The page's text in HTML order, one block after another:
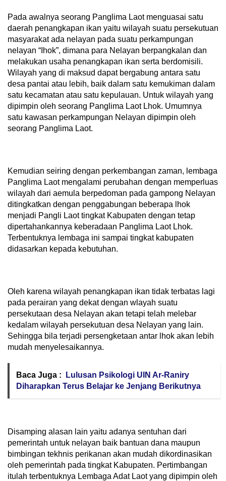
Pada awalnya seorang Panglima Laot menguasai satu
daerah penangkapan ikan yaitu wilayah suatu persekutuan
masyarakat ada nelayan pada suatu perkampungan
nelayan “Ihok”, dimana para Nelayan berpangkalan dan
melakukan usaha penangkapan ikan serta berdomisili.
Wilayah yang di maksud dapat bergabung antara satu
desa pantai atau lebih, baik dalam satu kemukiman dalam
satu kecamatan atau satu kepulauan. Untuk wilayah yang
dipimpin oleh seorang Panglima Laot Lhok. Umumnya
satu kawasan perkampungan Nelayan dipimpin oleh
seorang Panglima Laot.
Kemudian seiring dengan perkembangan zaman, lembaga
Panglima Laot mengalami perubahan dengan memperluas
wilayah dari aemula berpedoman pada gampong Nelayan
ditingkatkan dengan penggabungan beberapa lhok
menjadi Pangli Laot tingkat Kabupaten dengan tetap
dipertahankannya keberadaan Panglima Laot Lhok.
Terbentuknya lembaga ini sampai tingkat kabupaten
didasarkan kepada kebutuhan.
Oleh karena wilayah penangkapan ikan tidak terbatas lagi
pada perairan yang dekat dengan wlayah suatu
persekutaan desa Nelayan akan tetapi telah melebar
kedalam wilayah persekutuan desa Nelayan yang lain.
Sehingga bila terjadi persengketaan antar lhok akan lebih
mudah menyelesaikannya.
Baca Juga :
Lulusan Psikologi UIN Ar-Raniry
Diharapkan Terus Belajar ke Jenjang Berikutnya
Disamping alasan lain yaitu adanya sentuhan dari
pemerintah untuk nelayan baik bantuan dana maupun
bimbingan tekhnis perikanan akan mudah dikordinasikan
oleh pemerintah pada tingkat Kabupaten. Pertimbangan
itulah terbentuknya Lembaga Adat Laot yang dipimpin oleh